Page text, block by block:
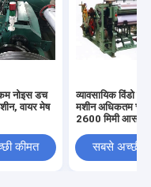
नोइस डच
वायर मेष
कीमत
व्यावसायिक विंडो
मशीन अधिकतम
2600 मिमी आसान
सबसे अच्छी